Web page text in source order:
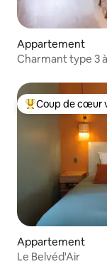
Appartement
Charmant type 3
Coups de cœur
Coup de cœur
Appartement
Le Belvéd'Air